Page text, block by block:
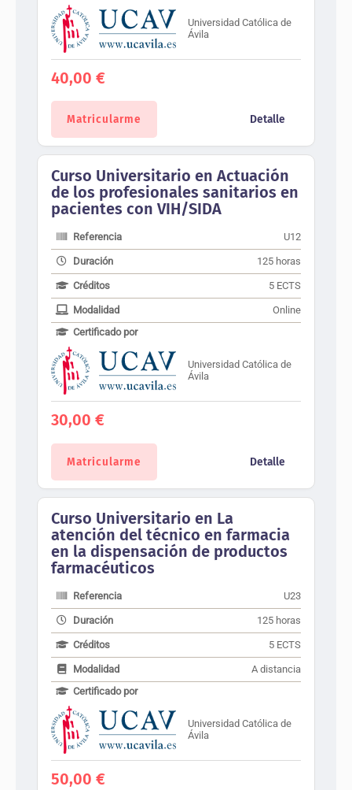
Universidad Católica de
Ávila
40,00 €
Matricularme Detalle
Curso Universitario en Actuación
de los profesionales sanitarios en
pacientes con VIH/SIDA
Referencia U12
Duración 125 horas
Créditos 5 ECTS
Modalidad
Online
Certificado por
Universidad Católica de
Ávila
30,00 €
Matricularme Detalle
Curso Universitario en La
atención del técnico en farmacia
en la dispensación de productos
farmacéuticos
Referencia U23
Duración 125 horas
Créditos 5 ECTS
Modalidad
A distancia
Certificado por
Universidad Católica de
Ávila
50,00 €